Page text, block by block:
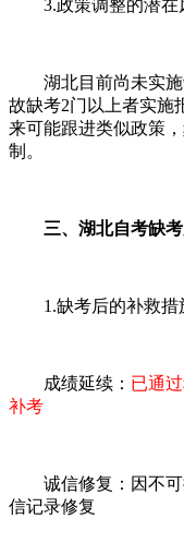
3.政策调整的潜在
湖北目前尚未实施
故缺考2门以上者实施
来可能跟进类似政策
制。
三、湖北自考缺
1.缺考后的补救措
成绩延续： 已通
补考
诚信修复：因不可
信记录修复